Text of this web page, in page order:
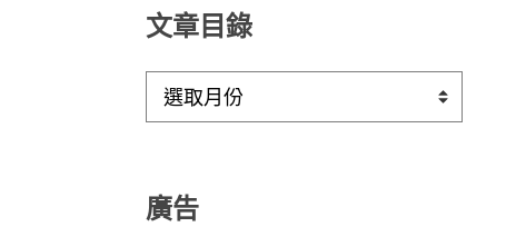
文章目錄
目
廣告